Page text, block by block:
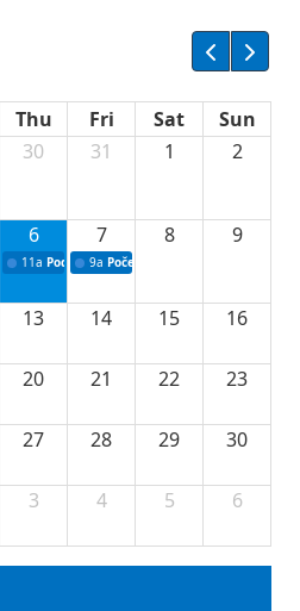
Thu Fri Sat
Sun
ugovora sa neprofitnim
30 31 1 2
ugovora o stipendijama za
6
11a Podrška razvoju vodne infrastrukture u
7
9a Početak izgradnje nove
8 9
13 14 15 16
20 21 22 23
27 28 29 30
3 4 5 6